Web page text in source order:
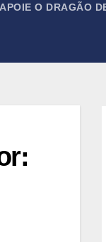
APOIE O DRAGÃO